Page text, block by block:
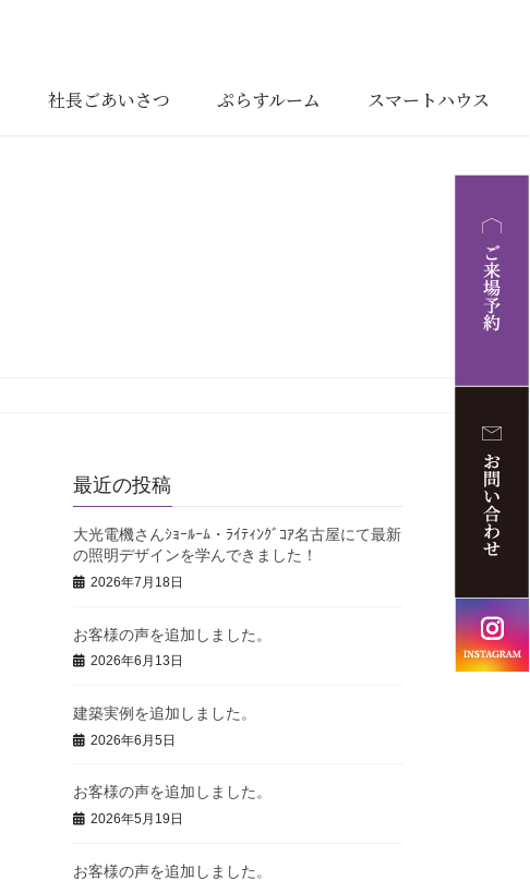
社長ごあいさつ ぷらすルーム スマートハウス
最近の投稿
大光電機さんｼｮｰﾙｰﾑ・ﾗｲﾃｨﾝｸﾞｺｱ名古屋にて最新
の照明デザインを学んできました！
2026年7月18日
お客様の声を追加しました。
2026年6月13日
建築実例を追加しました。
2026年6月5日
お客様の声を追加しました。
2026年5月19日
お客様の声を追加しました。